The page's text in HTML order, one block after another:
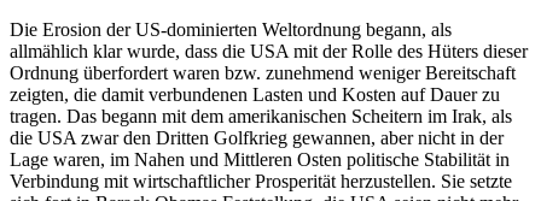
Die Erosion der US-dominierten Weltordnung begann, als
allmählich klar wurde, dass die USA mit der Rolle des Hüters dieser
Ordnung überfordert waren bzw. zunehmend weniger Bereitschaft
zeigten, die damit verbundenen Lasten und Kosten auf Dauer zu
tragen. Das begann mit dem amerikanischen Scheitern im Irak, als
die USA zwar den Dritten Golfkrieg gewannen, aber nicht in der
Lage waren, im Nahen und Mittleren Osten politische Stabilität in
Verbindung mit wirtschaftlicher Prosperität herzustellen. Sie setzte